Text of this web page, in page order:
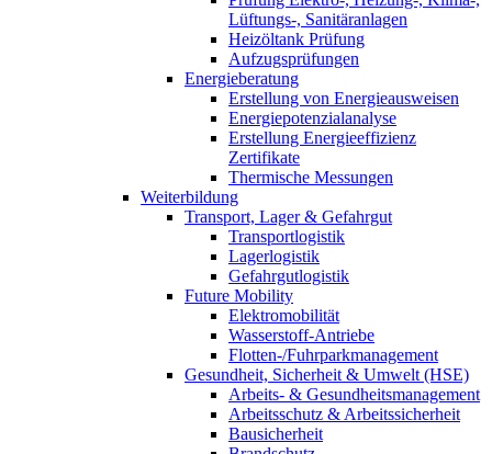
Lüftungs-, Sanitäranlagen
Heizöltank Prüfung
Aufzugsprüfungen
Energieberatung
Erstellung von Energieausweisen
Energiepotenzialanalyse
Erstellung Energieeffizienz
Zertifikate
Thermische Messungen
Weiterbildung
Transport, Lager & Gefahrgut
Transportlogistik
Lagerlogistik
Gefahrgutlogistik
Future Mobility
Elektromobilität
Wasserstoff-Antriebe
Flotten-/Fuhrparkmanagement
Gesundheit, Sicherheit & Umwelt (HSE)
Arbeits- & Gesundheitsmanagement
Arbeitsschutz & Arbeitssicherheit
Bausicherheit